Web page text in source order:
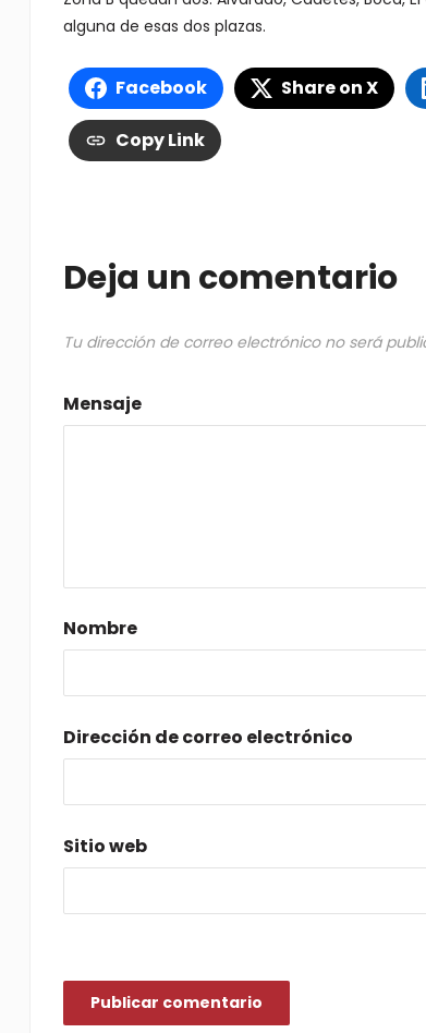
alguna de esas dos plazas.
Facebook Share on X
Copy Link
Deja un comentario
Tu dirección de correo electrónico no será
Mensaje
Nombre
Dirección de correo electrónico
Sitio web